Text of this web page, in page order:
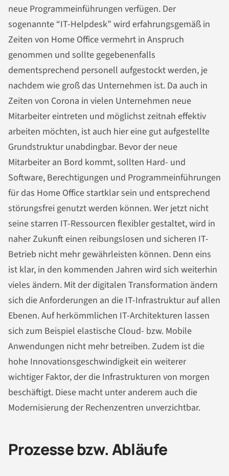
neue Programmeinführungen verfügen. Der
sogenannte “IT-Helpdesk” wird erfahrungsgemäß in
Zeiten von Home Office vermehrt in Anspruch
genommen und sollte gegebenenfalls
dementsprechend personell aufgestockt werden, je
nachdem wie groß das Unternehmen ist. Da auch in
Zeiten von Corona in vielen Unternehmen neue
Mitarbeiter eintreten und möglichst zeitnah effektiv
arbeiten möchten, ist auch hier eine gut aufgestellte
Grundstruktur unabdingbar. Bevor der neue
Mitarbeiter an Bord kommt, sollten Hard- und
Software, Berechtigungen und Programmeinführungen
für das Home Office startklar sein und entsprechend
störungsfrei genutzt werden können. Wer jetzt nicht
seine starren IT-Ressourcen flexibler gestaltet, wird in
naher Zukunft einen reibungslosen und sicheren IT-
Betrieb nicht mehr gewährleisten können. Denn eins
ist klar, in den kommenden Jahren wird sich weiterhin
vieles ändern. Mit der digitalen Transformation ändern
sich die Anforderungen an die IT-Infrastruktur auf allen
Ebenen. Auf herkömmlichen IT-Architekturen lassen
sich zum Beispiel elastische Cloud- bzw. Mobile
Anwendungen nicht mehr betreiben. Zudem ist die
hohe Innovationsgeschwindigkeit ein weiterer
wichtiger Faktor, der die Infrastrukturen von morgen
beschäftigt. Diese macht unter anderem auch die
Modernisierung der Rechenzentren unverzichtbar.
Prozesse bzw. Abläufe